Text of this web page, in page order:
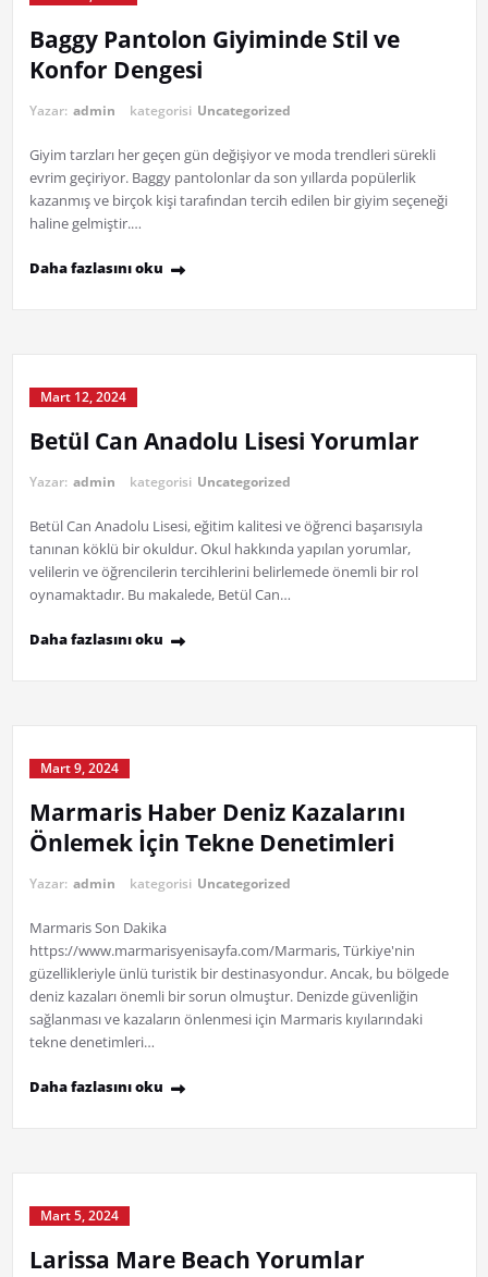
Baggy Pantolon Giyiminde Stil ve
Konfor Dengesi
Yazar: admin kategorisi Uncategorized
Giyim tarzları her geçen gün değişiyor ve moda trendleri sürekli
evrim geçiriyor. Baggy pantolonlar da son yıllarda popülerlik
kazanmış ve birçok kişi tarafından tercih edilen bir giyim seçeneği
haline gelmiştir.…
Daha fazlasını oku
Mart 12, 2024
Betül Can Anadolu Lisesi Yorumlar
Yazar: admin kategorisi Uncategorized
Betül Can Anadolu Lisesi, eğitim kalitesi ve öğrenci başarısıyla
tanınan köklü bir okuldur. Okul hakkında yapılan yorumlar,
velilerin ve öğrencilerin tercihlerini belirlemede önemli bir rol
oynamaktadır. Bu makalede, Betül Can…
Daha fazlasını oku
Mart 9, 2024
Marmaris Haber Deniz Kazalarını
Önlemek İçin Tekne Denetimleri
Yazar: admin kategorisi Uncategorized
Marmaris Son Dakika
https://www.marmarisyenisayfa.com/Marmaris, Türkiye'nin
güzellikleriyle ünlü turistik bir destinasyondur. Ancak, bu bölgede
deniz kazaları önemli bir sorun olmuştur. Denizde güvenliğin
sağlanması ve kazaların önlenmesi için Marmaris kıyılarındaki
tekne denetimleri…
Daha fazlasını oku
Mart 5, 2024
Larissa Mare Beach Yorumlar